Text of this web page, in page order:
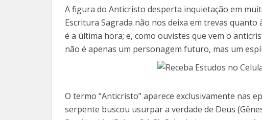
A figura do Anticristo desperta inquietação em
Escritura Sagrada não nos deixa em trevas
é a última hora; e, como ouvistes que vem o
não é apenas um personagem futuro, mas um
O termo “Anticristo” aparece exclusivamente nas
serpente buscou usurpar a verdade de Deus